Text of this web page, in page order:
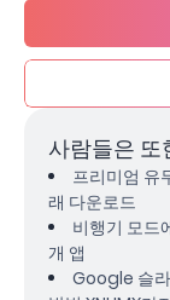
사람들은 또
프리미엄
래 다운로드
비행기 모드
개 앱
Google 슬